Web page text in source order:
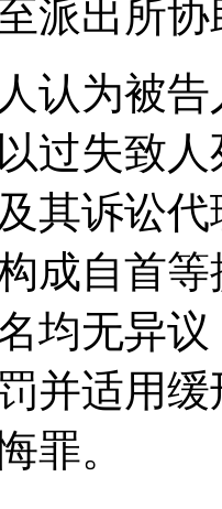
派出所
认为被
过失致
其诉讼
成自首
均无异
并适用
罪。